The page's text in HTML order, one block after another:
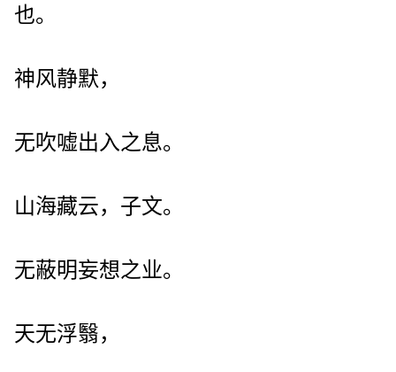
也。
神风静默，
无吹嘘出入之息。
山海藏云，子文。
无蔽明妄想之业。
天无浮翳，